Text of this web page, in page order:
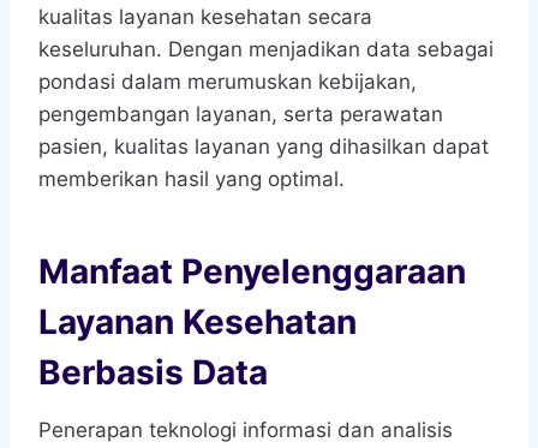
kualitas layanan kesehatan secara
keseluruhan. Dengan menjadikan data sebagai
pondasi dalam merumuskan kebijakan,
pengembangan layanan, serta perawatan
pasien, kualitas layanan yang dihasilkan dapat
memberikan hasil yang optimal.
Manfaat Penyelenggaraan
Layanan Kesehatan
Berbasis Data
Penerapan teknologi informasi dan analisis